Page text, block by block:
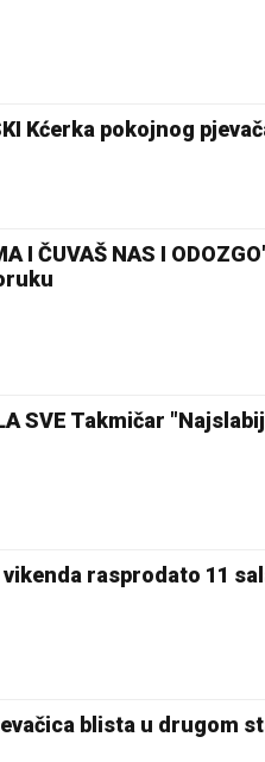
Kćerka pokojnog
I ČUVAŠ NAS I
SVE Takmičar
vikenda rasprodato 11
blista u drugom